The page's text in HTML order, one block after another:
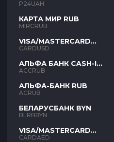
P24UAH
КАРТА МИР RUB
MIRCRUB
VISA/MASTERCARD
USD
CARDUSD
АЛЬФА БАНК CASH-IN
RUB
ACCRUB
АЛЬФА-БАНК RUB
ACRUB
БЕЛАРУСБАНК BYN
BLRBBYN
VISA/MASTERCARD
AED
CARDAED